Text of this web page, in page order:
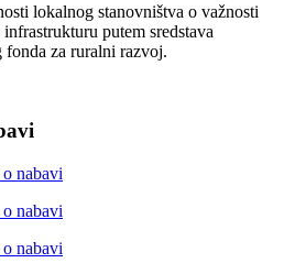
lokalnog stanovništva o važnosti
putem sredstava
za ruralni razvoj.
nabavi
nabavi
nabavi